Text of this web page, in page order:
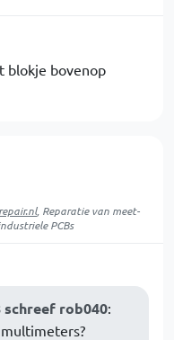
blokje bovenop
, Reparatie van meet-
PCBs
schreef rob040: